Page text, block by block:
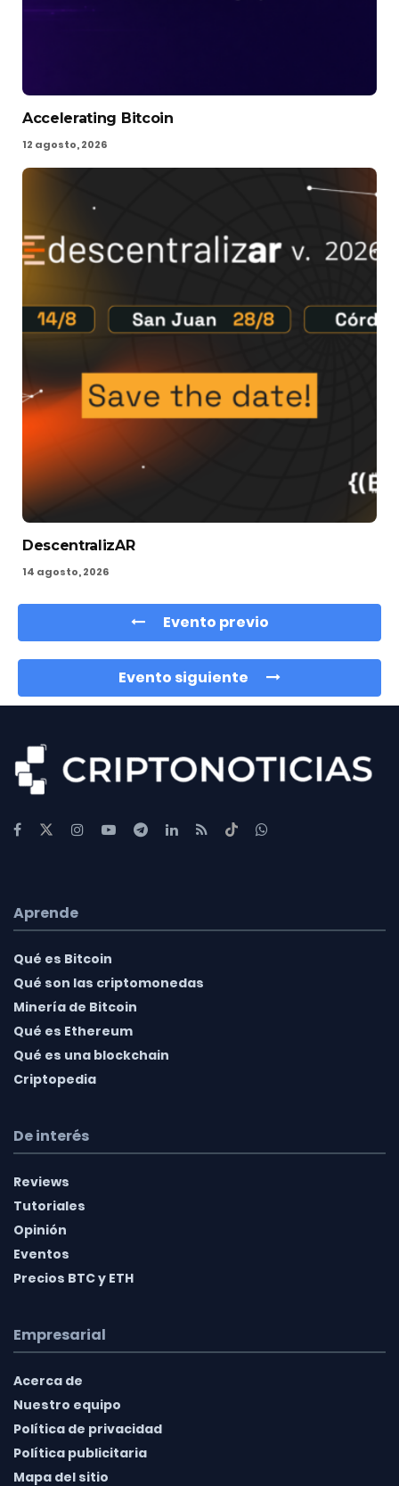
12 agosto, 2026
Accelerating Bitcoin
14 agosto, 2026
DescentralizAR
Evento previo
Evento siguiente
Aprende
Qué es Bitcoin
Qué son las criptomonedas
Minería de Bitcoin
Qué es Ethereum
Qué es una blockchain
Criptopedia
De interés
Reviews
Tutoriales
Opinión
Eventos
Precios BTC y ETH
Empresarial
Acerca de
Nuestro equipo
Política de privacidad
Política publicitaria
Mapa del sitio